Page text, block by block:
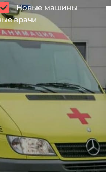
Новые машины
врачи